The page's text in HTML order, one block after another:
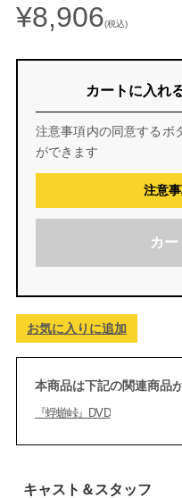
¥8,906(税込)
カートに入れ
注意事項内の同意するボ
ができます
注意
カ
お気に入りに追加
本商品は下記の関連商品
『蜉蝣峠』DVD
キャスト＆スタッフ